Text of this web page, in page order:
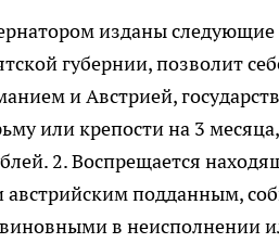
изданы следующие
губернии, позволит
и Австрией,
или крепости на 3 месяца,
2. Воспрещается
подданным,
виновными в неисполнении